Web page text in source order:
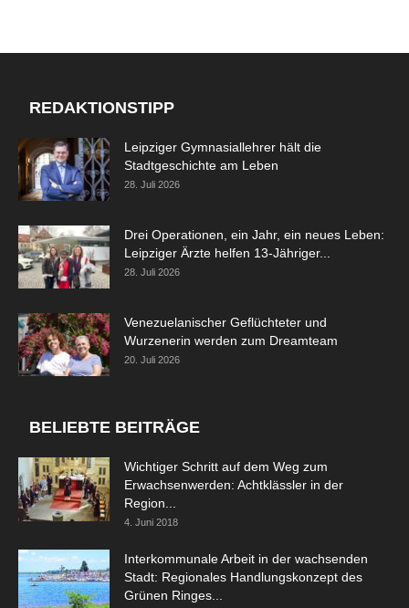
REDAKTIONSTIPP
Leipziger Gymnasiallehrer hält die
Stadtgeschichte am Leben
28. Juli 2026
Drei Operationen, ein Jahr, ein neues Leben:
Leipziger Ärzte helfen 13-Jähriger...
28. Juli 2026
Venezuelanischer Geflüchteter und
Wurzenerin werden zum Dreamteam
20. Juli 2026
BELIEBTE BEITRÄGE
Wichtiger Schritt auf dem Weg zum
Erwachsenwerden: Achtklässler in der
Region...
4. Juni 2018
Interkommunale Arbeit in der wachsenden
Stadt: Regionales Handlungskonzept des
Grünen Ringes...